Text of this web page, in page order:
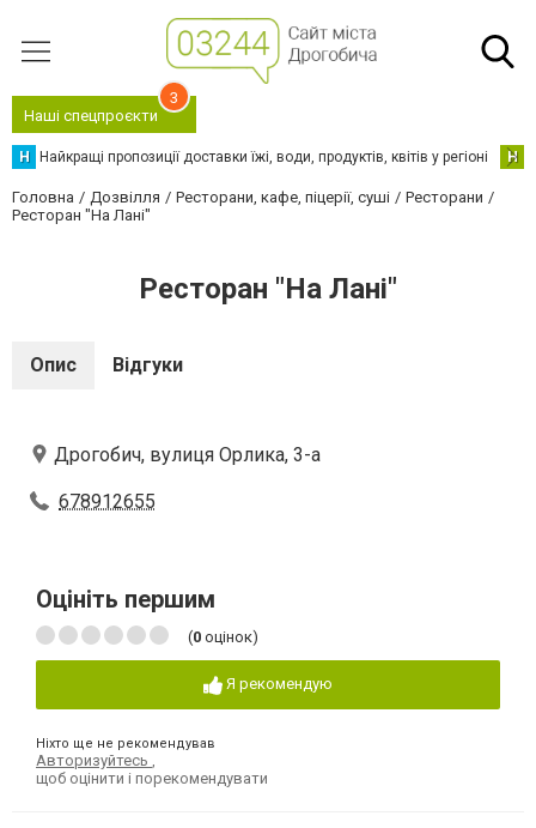
Наші спецпроєкти
3
Н Найкращі пропозиції доставки їжі, води, продуктів, квітів у регіоні Н
Головна Дозвілля Ресторани, кафе, піцерії, суші
Ресторани
Ресторан "На Лані"
Ресторан "На Лані"
Опис Відгуки
Дрогобич, вулиця Орлика, 3-а
678912655
Оцініть першим
(0 оцінок)
Я рекомендую
Ніхто ще не рекомендував
Авторизуйтесь
щоб оцінити і порекомендувати